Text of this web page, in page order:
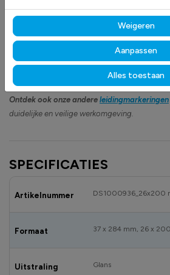
Opmaak volgens Europese richtlijn 92/58 en
en NEN 3050
Gemaakt van hoogwaardige high-tack
stickers betrouwbaar op vrijwel elk
langdurig zichtbaar, bestand tegen intensief
Ontdek ook onze andere leidingmarkeringen
duidelijke en veilige werkomgeving.
SPECIFICATIES
Artikelnummer DS1000936_26x200
Formaat 37 x 284 mm, 26 x
Uitstraling Glans
Weigeren
Aanpassen
Alles toestaan